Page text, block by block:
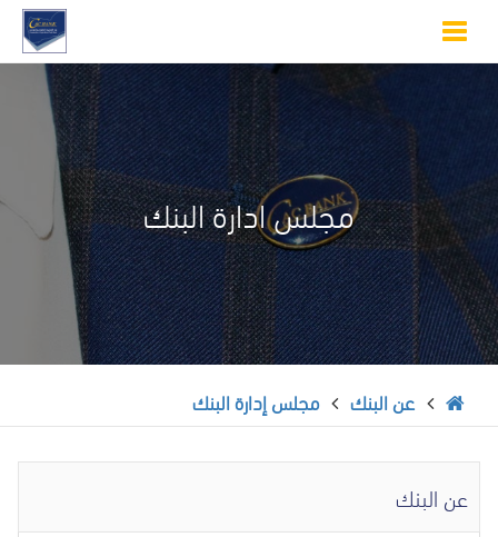
Toggle
navigation
مجلس ادارة البنك
عن البنك مجلس إدارة البنك
عن البنك